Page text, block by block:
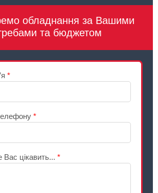
обладнання за Вашими
та бюджетом
*
*
цікавить... *